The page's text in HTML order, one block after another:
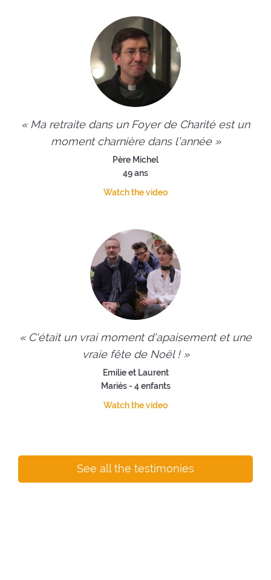
« Ma retraite dans un Foyer de Charité est un
moment charnière dans l'année »
Père Michel
49 ans
Watch the video
« C'était un vrai moment d'apaisement et une
vraie fête de Noël ! »
Emilie et Laurent
Mariés - 4 enfants
Watch the video
See all the testimonies